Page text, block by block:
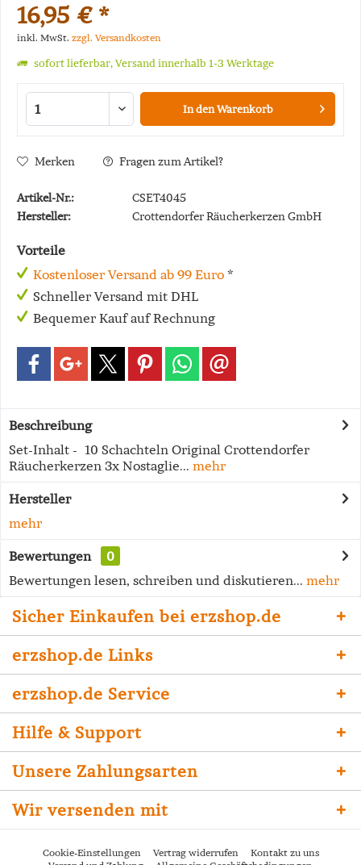
16,95 € *
inkl. MwSt. zzgl. Versandkosten
sofort lieferbar, Versand innerhalb 1-3 Werktage
In denWarenkorb
Merken Fragen zum Artikel?
Artikel-Nr.:
CSET4045
Hersteller:
Crottendorfer Räucherkerzen GmbH
Vorteile
Kostenloser Versand ab 99 Euro *
Schneller Versand mit DHL
Bequemer Kauf auf Rechnung
Beschreibung
Set-Inhalt - 10 Schachteln Original Crottendorfer
Räucherkerzen 3x Nostaglie... mehr
Hersteller
mehr
Bewertungen
0
Bewertungen lesen, schreiben und diskutieren... mehr
Sicher Einkaufen bei erzshop.de
erzshop.de Links
erzshop.de Service
Hilfe & Support
Unsere Zahlungsarten
Wir versenden mit
Cookie-Einstellungen Vertrag widerrufen
Kontakt zu uns